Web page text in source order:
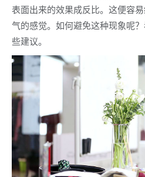
表面出来的效果成反比。这便容
气的感觉。如何避免这种现象呢
些建议。